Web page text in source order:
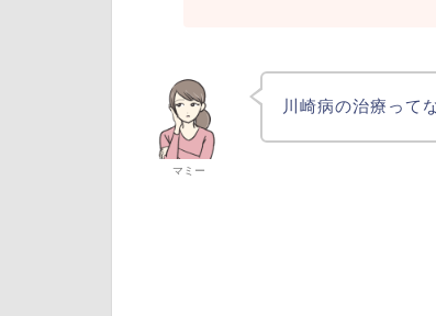
マミー
川崎病の治療って